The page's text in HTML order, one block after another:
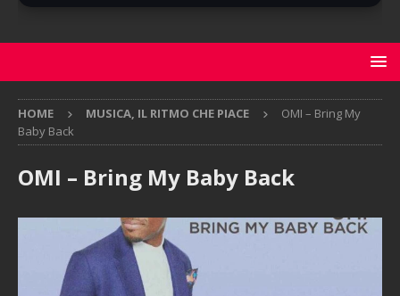
HOME MUSICA, IL RITMO CHE PIACE
OMI – Bring My
Baby Back
OMI – Bring My Baby Back